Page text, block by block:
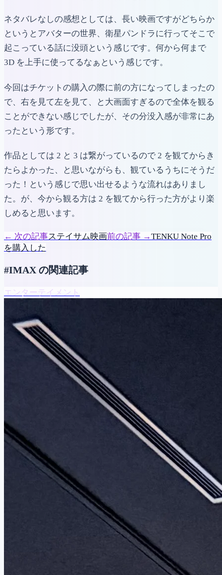
ネタバレなしの感想としては、長い映画ですがどちらか
というとアバターの世界、衛星パンドラに行ってそこで
起こっている話に没頭という感じです。何から何まで
3D を上手に使ってるなぁという感じです。
今回はチケットの購入の際に前の方になってしまったの
で、右を見て左を見て、と大画面すぎるので全体を観る
ことができない感じでしたが、その分没入感が非常にあ
ったという形です。
作品としては 2 と 3 は繋がっているので 2 を観てからき
たらよかった、と思いながらも、観ているうちにそうだ
った！という感じで思い出せるような流れはありまし
た。が、今から観る方は 2 を観てから行った方がより楽
しめると思います。
← 次の記事ステイサム映画前の記事 →TENKU Note Pro
を購入した
#IMAX の関連記事
エンターテイメント